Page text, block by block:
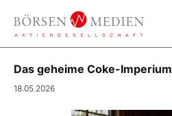
Das geheime Coke-Imperium
18.05.2026